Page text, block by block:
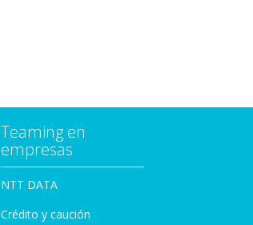
Teaming en
empresas
NTT DATA
Crédito y caución